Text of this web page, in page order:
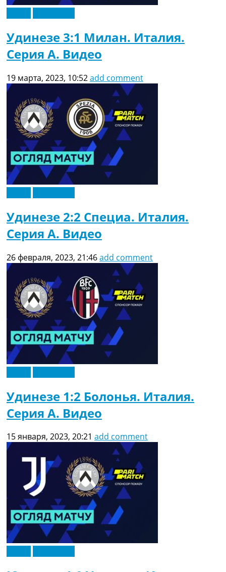
Удинезе 3:1 Милан. Италия.
Серия A. Видео
19 марта, 2023, 10:52add comment
Удинезе 2:2 Специа. Италия.
Серия A. Видео
26 февраля, 2023, 21:46add comment
Удинезе 1:2 Болонья. Италия.
Серия A. Видео
15 января, 2023, 20:21 add comment